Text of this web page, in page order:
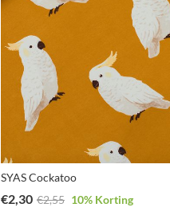
SYAS Cockatoo
€2,30 €2,55 10% Korting